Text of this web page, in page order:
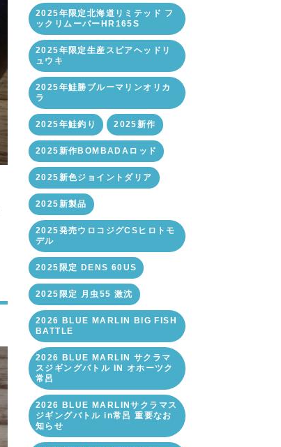
2025年限定北海道リミテッド フ
ックリムーバーHR165S
2025年限定生産スピアヘッドリ
ュウキ
2025年鮭勝ブルーマリンオリカ
ラ
2025年鮭釣り 2025新作
2025新作BOMBADAロッド
2025新色ジョイントダリア
2025新製品
2025発売ウロコジグCSヒロトモ
デル
2025限定 DENS 60US
2025限定 月虫55 激沈
2026 BLUE MARLIN BIG FISH
BATTLE
2026 BLUE MARLIN サクラマ
スジギングバトル IN オホーツク
常呂
2026 BLUE MARLINサクラマス
ジギングバトル in常呂 重要なお
知らせ